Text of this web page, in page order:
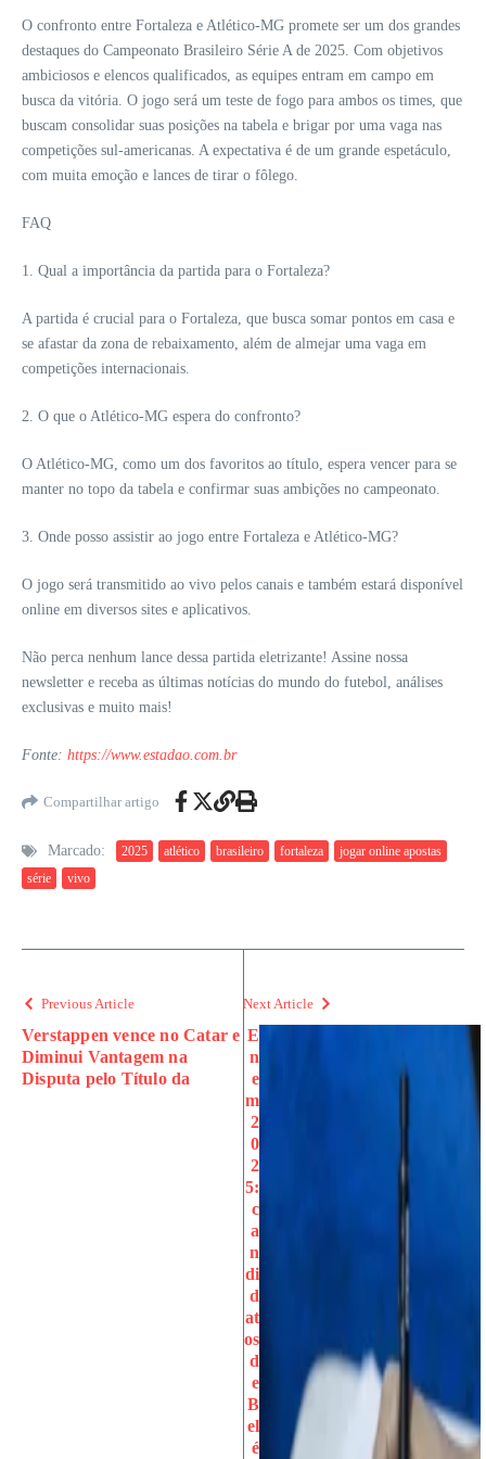
O confronto entre Fortaleza e Atlético-MG promete ser um dos grandes
destaques do Campeonato Brasileiro Série A de 2025. Com objetivos
ambiciosos e elencos qualificados, as equipes entram em campo em
busca da vitória. O jogo será um teste de fogo para ambos os times, que
buscam consolidar suas posições na tabela e brigar por uma vaga nas
competições sul-americanas. A expectativa é de um grande espetáculo,
com muita emoção e lances de tirar o fôlego.
FAQ
1. Qual a importância da partida para o Fortaleza?
A partida é crucial para o Fortaleza, que busca somar pontos em casa e
se afastar da zona de rebaixamento, além de almejar uma vaga em
competições internacionais.
2. O que o Atlético-MG espera do confronto?
O Atlético-MG, como um dos favoritos ao título, espera vencer para se
manter no topo da tabela e confirmar suas ambições no campeonato.
3. Onde posso assistir ao jogo entre Fortaleza e Atlético-MG?
O jogo será transmitido ao vivo pelos canais e também estará disponível
online em diversos sites e aplicativos.
Não perca nenhum lance dessa partida eletrizante! Assine nossa
newsletter e receba as últimas notícias do mundo do futebol, análises
exclusivas e muito mais!
Fonte: https://www.estadao.com.br
Compartilhar artigo
Marcado: 2025 atlético brasileiro fortaleza
jogar online apostas
série
vivo
Previous Article
Verstappen vence no Catar e
Diminui Vantagem na
Disputa pelo Título da
Next Article
E
n
e
m
2
0
2
5:
c
a
n
di
d
at
os
d
e
B
el
é